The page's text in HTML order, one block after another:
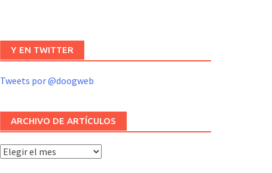
Y EN TWITTER
Tweets por @doogweb
ARCHIVO DE ARTÍCULOS
Archivo